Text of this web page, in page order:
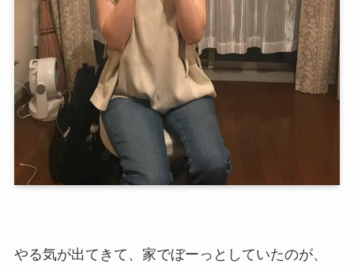
やる気が出てきて、家でぼーっとしていたのが、